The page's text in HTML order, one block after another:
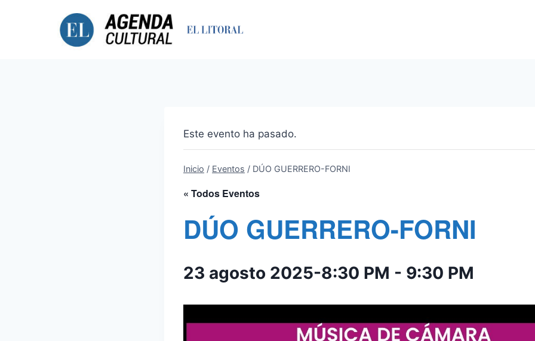
Este evento ha pasado.
Inicio / Eventos / DÚO GUERRERO-FORNI
« Todos Eventos
DÚO GUERRERO-FORNI
23 agosto 2025-8:30 PM - 9:30 PM